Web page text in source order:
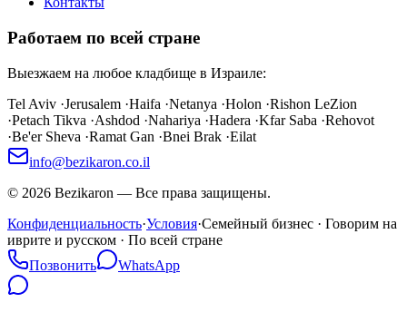
Работаем по всей стране
Выезжаем на любое кладбище в Израиле:
Tel Aviv ·Jerusalem ·Haifa ·Netanya ·Holon ·Rishon LeZion
·Petach Tikva ·Ashdod ·Nahariya ·Hadera ·Kfar Saba ·Rehovot
·Be'er Sheva ·Ramat Gan ·Bnei Brak ·Eilat
info@bezikaron.co.il
© 2026 Bezikaron — Все права защищены.
Конфиденциальность·Условия·Семейный бизнес · Говорим на
иврите и русском · По всей стране
Позвонить
WhatsApp